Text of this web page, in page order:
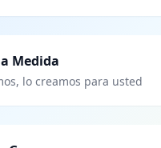
Medida
lo creamos para usted